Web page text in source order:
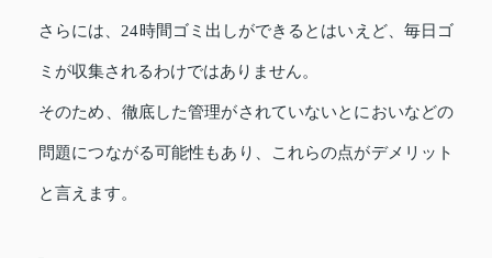
さらには、24時間ゴミ出しができるとはいえど、毎日ゴ
ミが収集されるわけではありません。
そのため、徹底した管理がされていないとにおいなどの
問題につながる可能性もあり、これらの点がデメリット
と言えます。